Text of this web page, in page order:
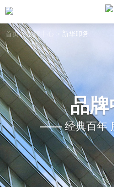
首页>品牌中心 新华印务
品牌
经典百年